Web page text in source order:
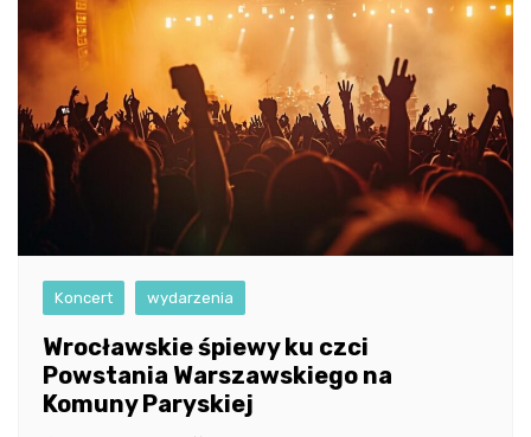
Koncert wydarzenia
Wrocławskie śpiewy ku czci
Powstania Warszawskiego na
Komuny Paryskiej